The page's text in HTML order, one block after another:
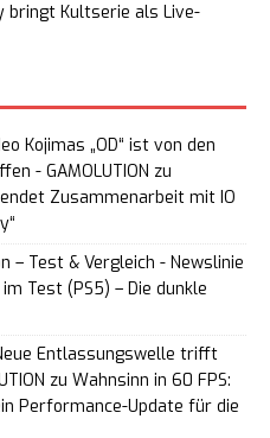
bringt Kultserie als Live-
Kojimas „OD“ ist von den
- GAMOLUTION zu
Zusammenarbeit mit IO
– Test & Vergleich - Newslinie
Test (PS5) – Die dunkle
Entlassungswelle trifft
zu Wahnsinn in 60 FPS:
Performance-Update für die